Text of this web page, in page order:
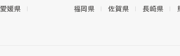
愛媛県
福岡県
佐賀県 長崎県